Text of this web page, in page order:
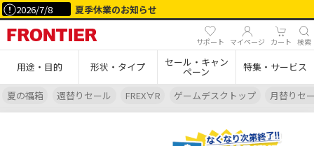
2026/7/8 夏季休業のお知らせ
サポート マイページ カート 検索
用途・目的 形状・タイプ セール・キャン
ペーン 特集・サービス
夏の福箱 週替りセール FREX∀R ゲームデスクトップ 月替りセ